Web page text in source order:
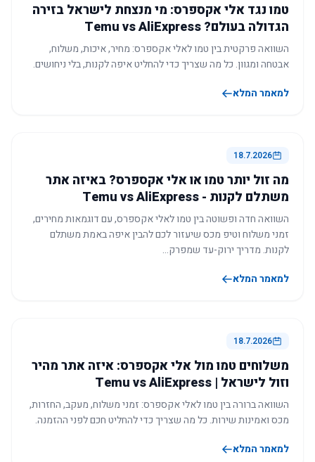
טמו נגד אלי אקספרס: מי מנצחת לישראל בזירה
הגדולה בעולם? Temu vs AliExpress
השוואה פרקטית בין טמו לאלי אקספרס: מחיר, איכות, משלוח,
אבטחה ומגוון. כל מה שצריך כדי להחליט איפה לקנות, בלי ניחושים.
למאמר המלא
18.7.2026
מה זול יותר טמו או אלי אקספרס? באיזה אתר
משתלם לקנות - Temu vs AliExpress
השוואה חדה ופשוטה בין טמו לאלי אקספרס, עם דוגמאות מחירים,
זמני משלוח וטיפ מכס שיעזור לכם להבין איפה באמת משתלם
לקנות. מדריך ירוק-עד שמפרק…
למאמר המלא
18.7.2026
משלוחים טמו מול אלי אקספרס: איזה אתר מהיר
וזול לישראל | Temu vs AliExpress
השוואה ברורה בין טמו לאלי אקספרס: זמני משלוח, מעקב, החזרות,
מכס ואמינות שירות. כל מה שצריך כדי להחליט חכם לפני ההזמנה.
למאמר המלא